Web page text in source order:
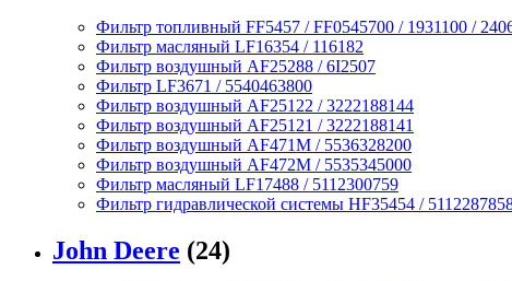
Фильтр топливный FF5457 / FF0545700 / 1931100 /
Фильтр масляный LF16354 / 116182
Фильтр воздушный AF25288 / 6I2507
Фильтр LF3671 / 5540463800
Фильтр воздушный AF25122 / 3222188144
Фильтр воздушный AF25121 / 3222188141
Фильтр воздушный AF471M / 5536328200
Фильтр воздушный AF472M / 5535345000
Фильтр масляный LF17488 / 5112300759
Фильтр гидравлической системы HF35454 /
John Deere (24)